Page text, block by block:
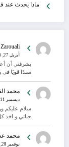
ماذا يحدث عند
أبريل 27, 2025
يشرفني أن
سندًا قويًا في
محمد
ديسمبر 11, 2024
سلام عليكم
جنائي و اخذ
محمد
نوفمبر 28, 2024